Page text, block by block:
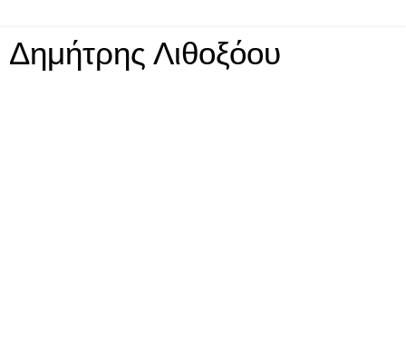
Δημήτρης Λιθοξόου